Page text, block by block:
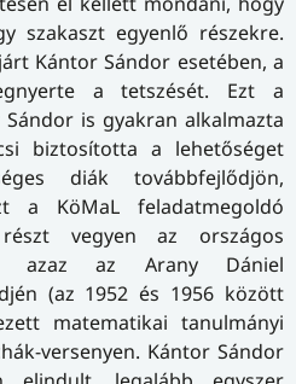
szakaszt egyenlő részekre.
Kántor Sándor esetében, a
a tetszését. Ezt a
is gyakran alkalmazta
biztosította a lehetőséget
diák továbbfejlődjön,
a KöMaL feladatmegoldó
vegyen az országos
azaz az Arany Dániel
(az 1952 és 1956 között
matematikai tanulmányi
versenyen. Kántor Sándor